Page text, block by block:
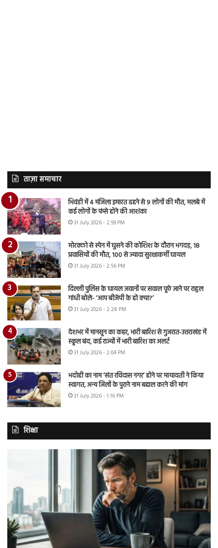
ताज़ा समाचार
भिवंडी में 4 मंजिला इमारत ढहने से 9 लोगों की मौत, मलबे में
कई लोगों के फंसे होने की आशंका
31 July 2026 - 2:59 PM
मोरक्को से स्पेन में घुसने की कोशिश के दौरान भगदड़, 18
प्रवासियों की मौत, 100 से ज्यादा सुरक्षाकर्मी घायल
31 July 2026 - 2:56 PM
दिल्ली पुलिस के घायल जवानों पर सवाल पूछे जाने पर राहुल
गांधी बोले- ‘आप बीजेपी के हो क्या?’
31 July 2026 - 2:28 PM
देशभर में मानसून का कहर, भारी बारिश से गुजरात-उत्तराखंड में
स्कूल बंद, कई राज्यों में भारी बारिश का अलर्ट
31 July 2026 - 2:04 PM
भदोही का नाम ‘संत रविदास नगर’ होने पर मायावती ने किया
स्वागत, अन्य जिलों के पुराने नाम बहाल करने की मांग
31 July 2026 - 1:16 PM
शिक्षा